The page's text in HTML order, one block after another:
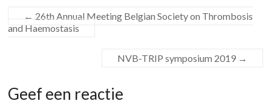
← 26th Annual Meeting Belgian Society on Thrombosis
and Haemostasis
NVB-TRIP symposium 2019 →
Geef een reactie